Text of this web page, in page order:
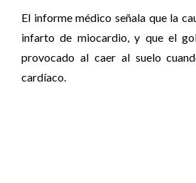
El informe médico señala que la
infarto de miocardio, y que el
provocado al caer al suelo
cardíaco.